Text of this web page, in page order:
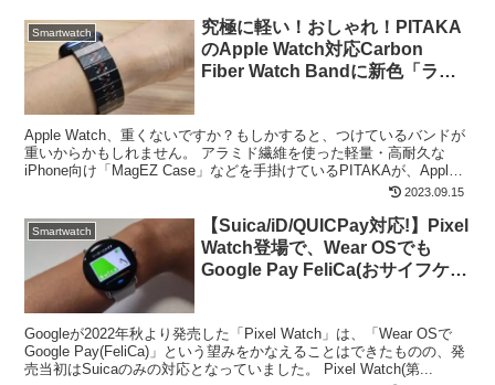
Smartwatch
究極に軽い！おしゃれ！PITAKA
のApple Watch対応Carbon
Fiber Watch Bandに新色「ラプ
Apple Watch、重くないですか？もしかすると、つけているバンドが
重いからかもしれません。 アラミド繊維を使った軽量・高耐久な
iPhone向け「MagEZ Case」などを手掛けているPITAKAが、Apple
2023.09.15
Smartwatch
【Suica/iD/QUICPay対応!】Pixel
Watch登場で、Wear OSでも
Google Pay FeliCa(おサイフケー
Googleが2022年秋より発売した「Pixel Watch」は、「Wear OSで
Google Pay(FeliCa)」という望みをかなえることはできたものの、発
売当初はSuicaのみの対応となっていました。 Pixel Watch(第...